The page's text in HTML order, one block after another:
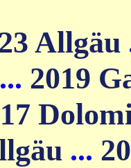
Allgäu
... 2019
...